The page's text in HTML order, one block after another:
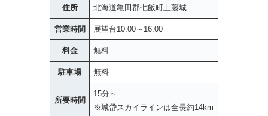
住所 北海道亀田郡七飯町上藤城
営業時間 展望台10:00～16:00
料金 無料
駐車場 無料
所要時間
15分～
※城岱スカイラインは全長約14km